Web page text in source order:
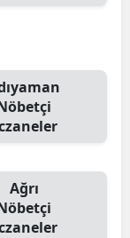
Ağrı